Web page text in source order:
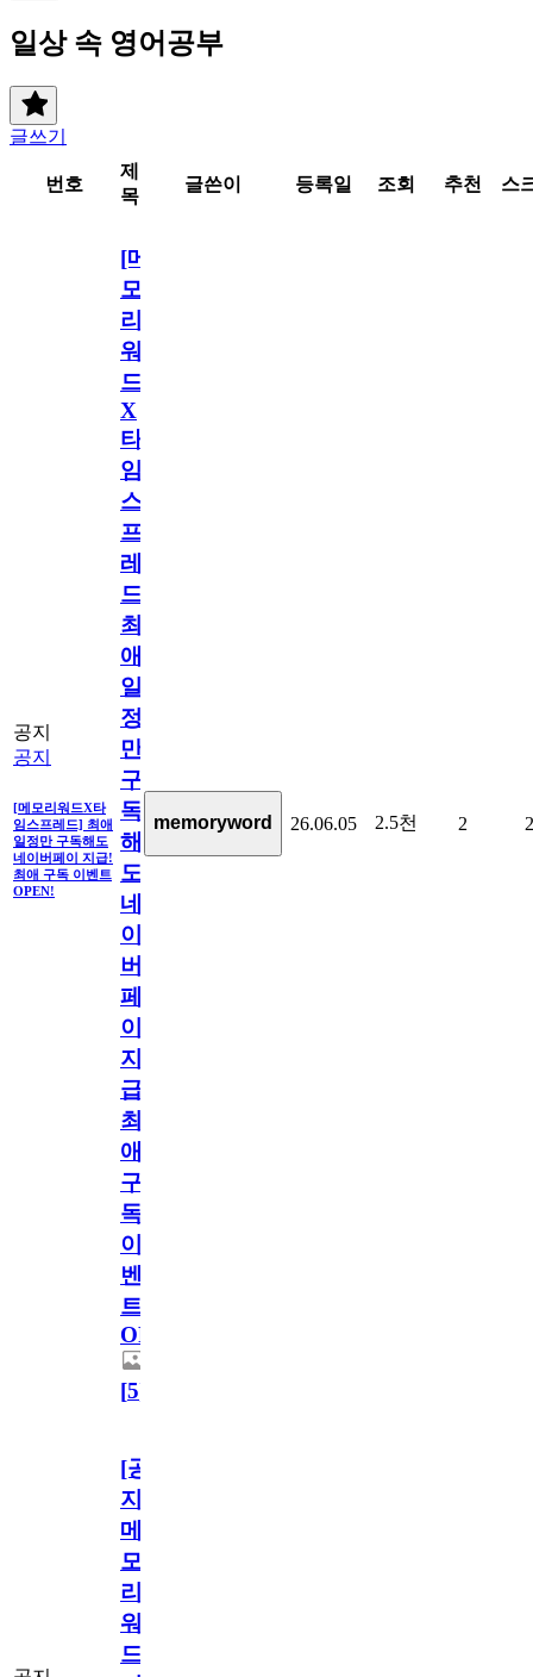
일상 속 영어공부
글쓰기
번호
제
목
글쓴이 등록일 조회 추천 스
공지
공지
[메모리워드X타
임스프레드] 최애
일정만 구독해도
네이버페이 지급!
최애 구독 이벤트
OPEN!
[메
모
리
워
드
X
타
임
스
프
레
드]
최
애
일
정
만
구
독
해
도
네
이
버
페
이
지
급!
최
애
구
독
이
벤
트
OPEN!
[5]
memoryword 26.06.05 2.5천 2 2
[공
지]
메
모
리
워
드